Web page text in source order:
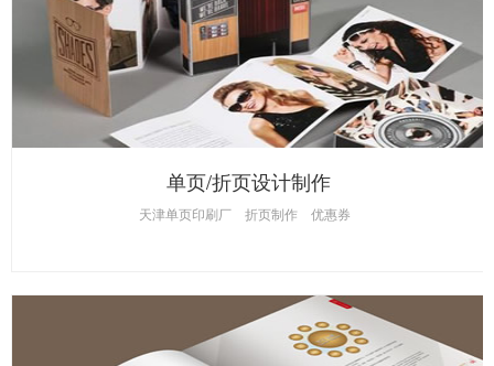
单页/折页设计制作
天津单页印刷厂 折页制作 优惠券